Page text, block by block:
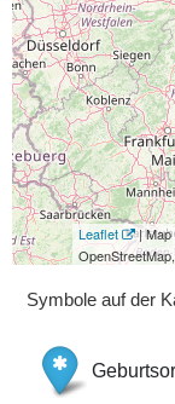
Leaflet
| Map
Symbole auf der